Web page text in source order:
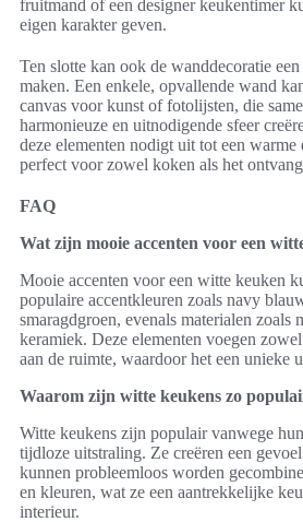
fruitmand of een designer keukentimer
eigen karakter geven.
Ten slotte kan ook de wanddecoratie
maken. Een enkele, opvallende wand
canvas voor kunst of fotolijsten, die
harmonieuze en uitnodigende sfeer
deze elementen nodigt uit tot een
perfect voor zowel koken als het
FAQ
Wat zijn mooie accenten voor een
Mooie accenten voor een witte keuken
populaire accentkleuren zoals navy
smaragdgroen, evenals materialen zoals
keramiek. Deze elementen voegen
aan de ruimte, waardoor het een unieke
Waarom zijn witte keukens zo
Witte keukens zijn populair vanwege
tijdloze uitstraling. Ze creëren een
kunnen probleemloos worden
en kleuren, wat ze een aantrekkelijke
interieur.